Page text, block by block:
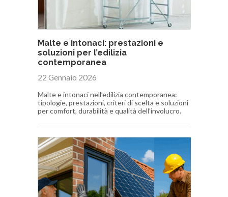
Malte e intonaci: prestazioni e
soluzioni per l’edilizia
contemporanea
22 Gennaio 2026
Malte e intonaci nell’edilizia contemporanea:
tipologie, prestazioni, criteri di scelta e soluzioni
per comfort, durabilità e qualità dell’involucro.